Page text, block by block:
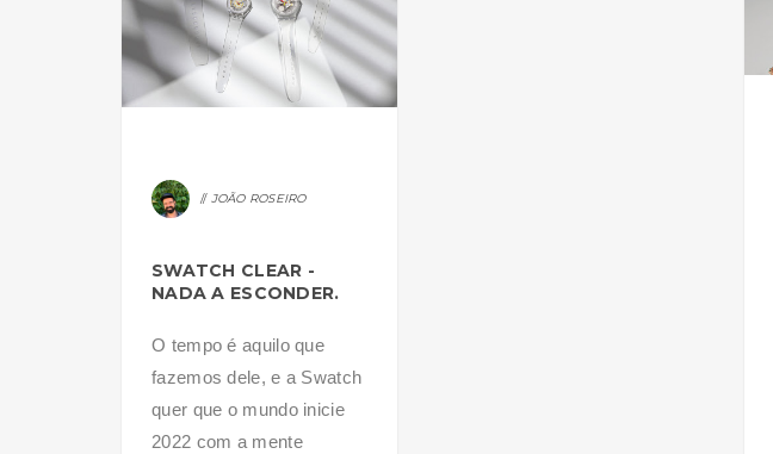
JOÃO ROSEIRO
SWATCH CLEAR -
NADA A ESCONDER.
O tempo é aquilo que
fazemos dele, e a Swatch
quer que o mundo inicie
2022 com a mente